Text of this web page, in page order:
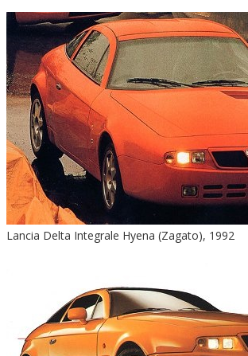
Lancia Delta Integrale Hyena (Zagato), 1992